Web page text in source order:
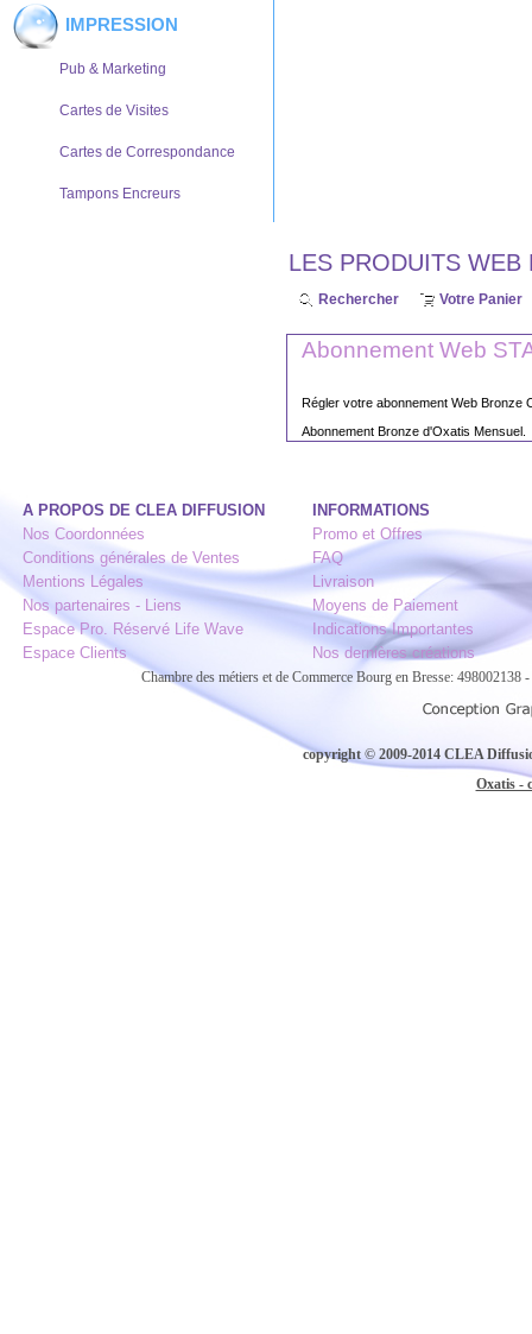
IMPRESSION
Pub & Marketing
Cartes de Visites
Cartes de Correspondance
Tampons Encreurs
LES PRODUITS
Rechercher Votre Panier
Abonnement Web
Régler votre abonnement Web Bronze
Abonnement Bronze d'Oxatis Mensuel.
A PROPOS DE CLEA DIFFUSION
INFORMATIONS
Nos Coordonnées
Promo et Offres
Conditions générales de Ventes
FAQ
Mentions Légales
Livraison
Nos partenaires - Liens
Moyens de Paiement
Espace Pro. Réservé Life Wave
Indications Importantes
Espace Clients
Nos dernières créations
Chambre des métiers et de Commerce Bourg en Bresse: 498002138
copyright © 2009-2014 CLEA
Oxatis -